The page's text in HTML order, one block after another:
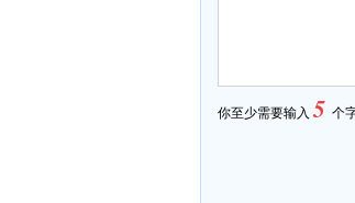
你至少需要输入5 个